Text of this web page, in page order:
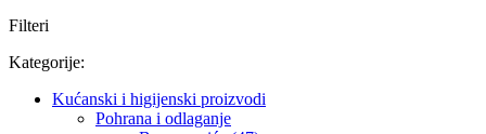
Filteri
Kategorije:
Kućanski i higijenski proizvodi
Pohrana i odlaganje